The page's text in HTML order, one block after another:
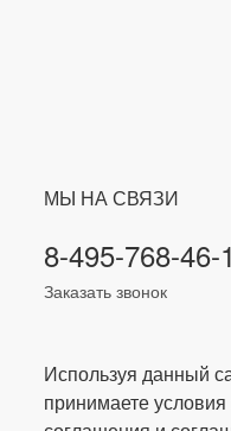
МЫ НА СВЯЗИ
8-495-768-46-
Заказать звонок
Используя данный
принимаете условия